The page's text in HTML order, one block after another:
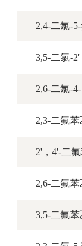
2,4-二氯-
3,5-二氯-
2,6-二氯-
2,3-二氟苯
2'，4'-二
2,6-二氟苯
3,5-二氟苯